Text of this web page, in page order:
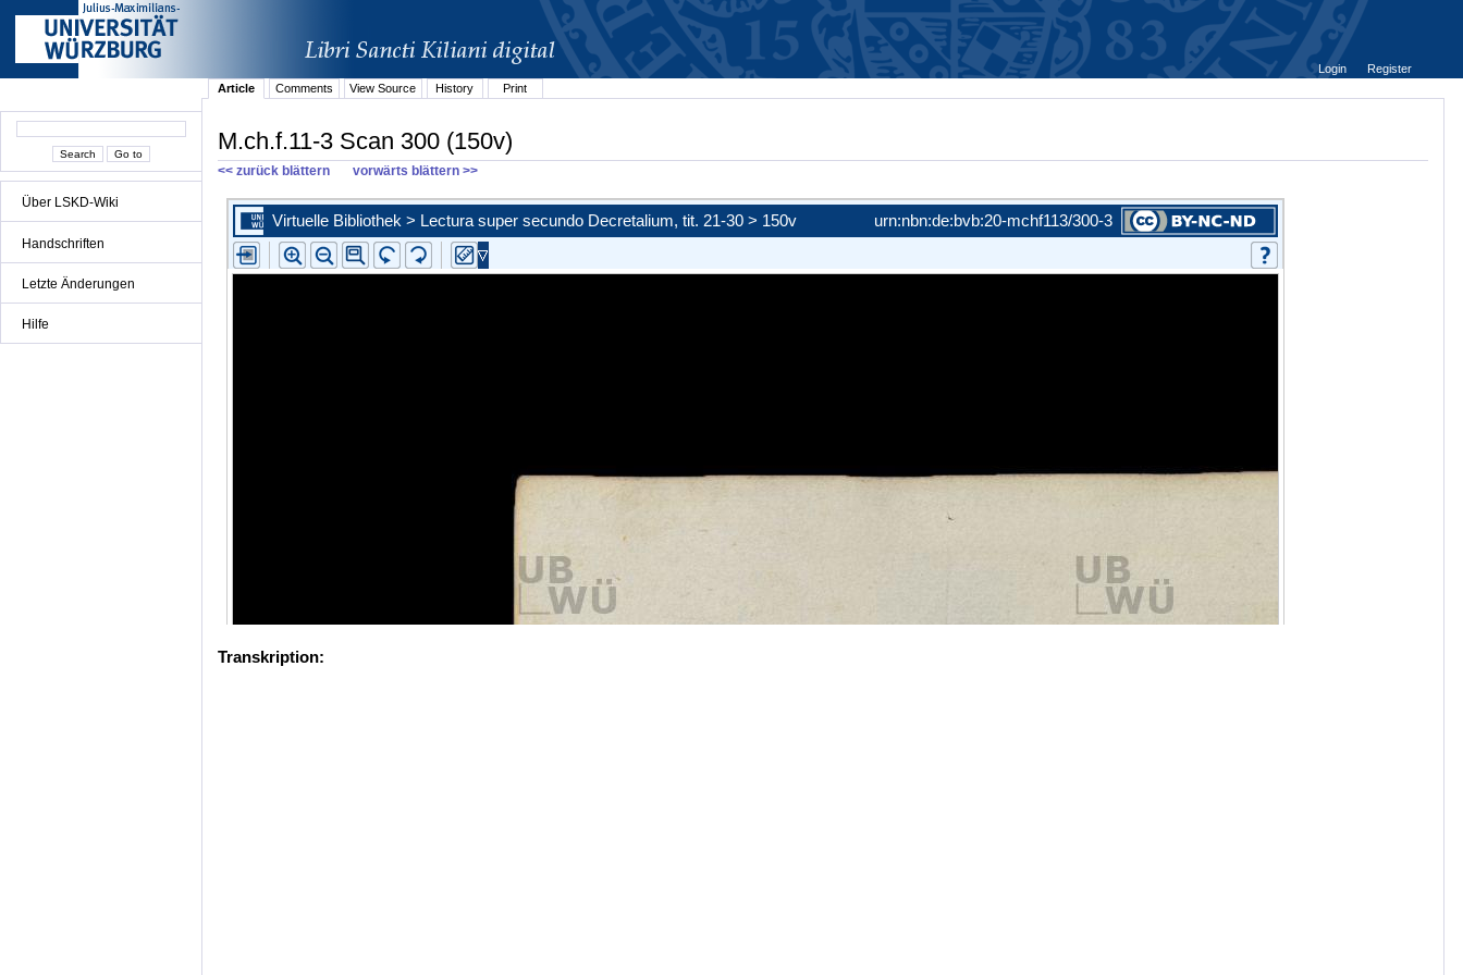
Über LSKD-Wiki
Handschriften
Letzte Änderungen
Hilfe
Login
Register
Article
Comments View Source History Print
M.ch.f.11-3 Scan 300 (150v)
<< zurück blättern vorwärts blättern >>
Transkription: